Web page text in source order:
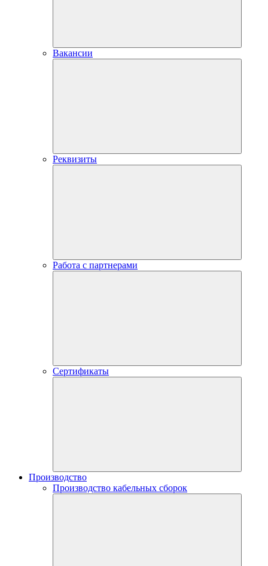
Вакансии
Реквизиты
Работа с партнерами
Сертификаты
Производство
Производство кабельных сборок